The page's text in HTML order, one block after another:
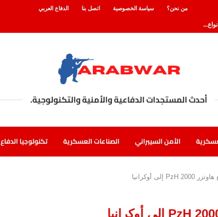
من نحن؟ سياسة الخصوصية اتصل بنا الدفاع العربي
أحدث المستجدات الدفاعية والأمنية والتكنولوجية.
الأمن السيبراني الصناعات العسكرية تكنولوجيا الدفاع